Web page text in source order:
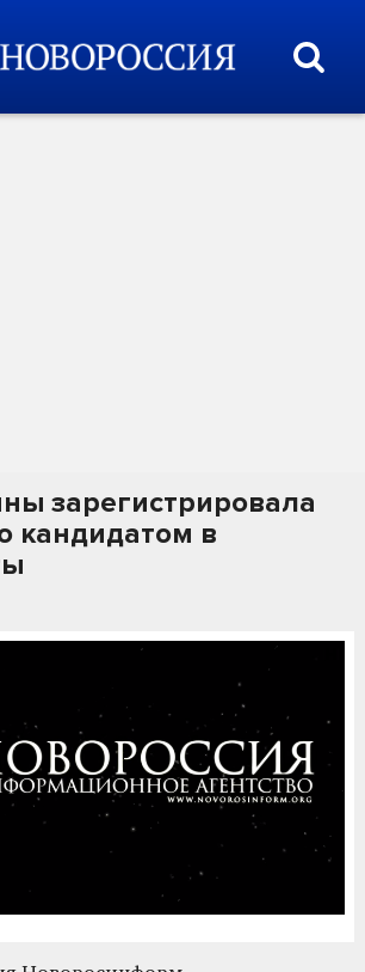
зарегистрировала
кандидатом в